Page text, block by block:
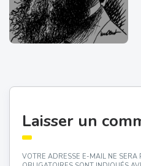
Laisser un
VOTRE ADRESSE E-MAIL NE SERA